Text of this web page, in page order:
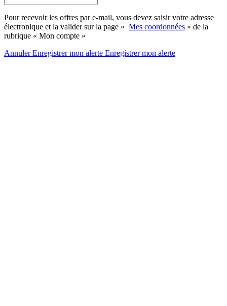
Pour recevoir les offres par e-mail, vous devez saisir votre adresse
électronique et la valider sur la page « Mes coordonnées » de la
rubrique « Mon compte »
AnnulerEnregistrer mon alerte Enregistrermon alerte